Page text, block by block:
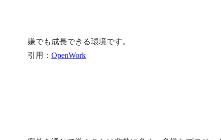
嫌でも成長できる環境です。
引用： OpenWork